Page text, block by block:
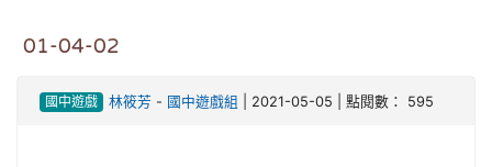
01-04-02
國中遊戲 林筱芳 - 國中遊戲組 | 2021-05-05 | 點閱數： 595